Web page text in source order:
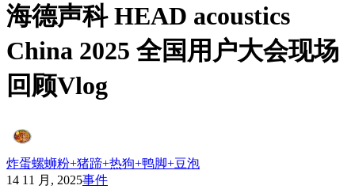
海德声科 HEAD acoustics
China 2025 全国用户大会现场
回顾Vlog
炸蛋螺蛳粉+猪蹄+热狗+鸭脚+豆泡
14 11 月, 2025事件